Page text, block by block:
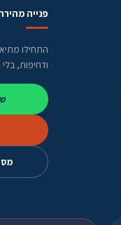
פנייה
התחילו
ודחיפות,